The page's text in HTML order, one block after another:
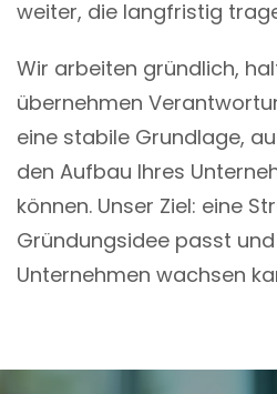
weiter, die langfristig
Wir arbeiten gründlich,
übernehmen
eine stabile Grundlage,
den Aufbau Ihres
können. Unser Ziel: eine
Gründungsidee passt
Unternehmen wachsen